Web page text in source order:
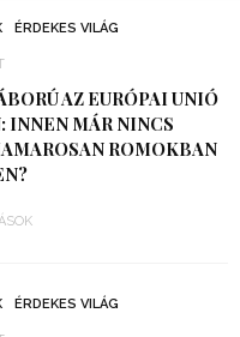
ÉRDEKES VILÁG
AZ EURÓPAI UNIÓ
INNEN MÁR NINCS
ROMOKBAN
ÉRDEKES VILÁG